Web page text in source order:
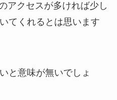
アクセスが多ければ少し
てくれるとは思います
と意味が無いでしょ